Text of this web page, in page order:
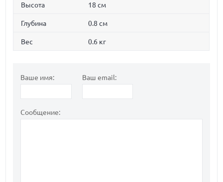
Высота 18 см
Глубина 0.8 см
Вес 0.6 кг
Ваше имя: Ваш email:
Сообщение: